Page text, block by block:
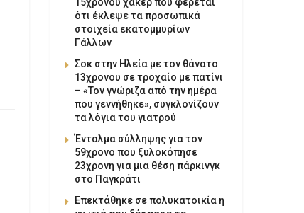
ότι έκλεψε τα προσωπικά
στοιχεία εκατομμυρίων
Γάλλων
Σοκ στην Ηλεία με τον θάνατο
13χρονου σε τροχαίο με πατίνι
– «Τον γνώριζα από την ημέρα
που γεννήθηκε», συγκλονίζουν
τα λόγια του γιατρού
Ένταλμα σύλληψης για τον
59χρονο που ξυλοκόπησε
23χρονη για μια θέση πάρκινγκ
στο Παγκράτι
Επεκτάθηκε σε πολυκατοικία η